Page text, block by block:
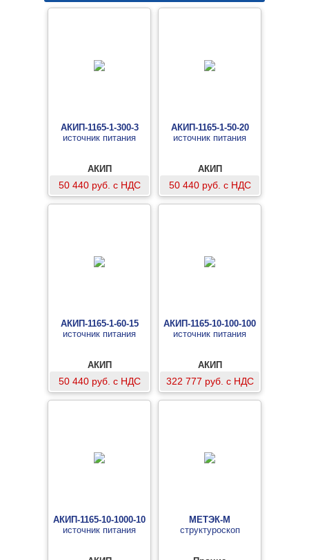
АКИП-1165-1-300-3
источник питания
АКИП
50 440 руб. с НДС
АКИП-1165-1-50-20
источник питания
АКИП
50 440 руб. с НДС
АКИП-1165-1-60-15
источник питания
АКИП
50 440 руб. с НДС
АКИП-1165-10-100-100
источник питания
АКИП
322 777 руб. с НДС
АКИП-1165-10-1000-10
источник питания
МЕТЭК-М
структуроскоп